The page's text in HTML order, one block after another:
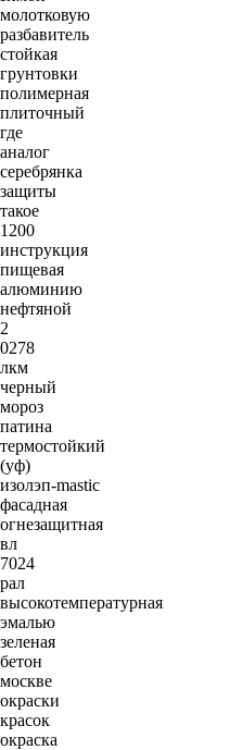
молотковую
разбавитель
стойкая
грунтовки
полимерная
плиточный
где
аналог
серебрянка
защиты
такое
1200
инструкция
пищевая
алюминию
нефтяной
2
0278
лкм
черный
мороз
патина
термостойкий
(уф)
изолэп-mastic
фасадная
огнезащитная
вл
7024
рал
высокотемпературная
эмалью
зеленая
бетон
москве
окраски
красок
окраска